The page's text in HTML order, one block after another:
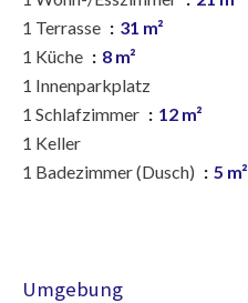
1 Terrasse
31 m²
1 Küche
8 m²
1 Innenparkplatz
1 Schlafzimmer
12 m²
1 Keller
1 Badezimmer (Dusch)
5 m²
Umgebung